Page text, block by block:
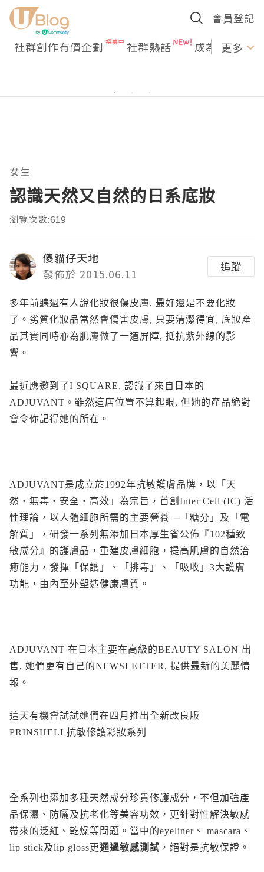
會員登記
社群創作有價企劃 社群熱話 成為U更多
女生
認識天然又自然的日系底妝
瀏覽次數:619
傻貓仔天地
發佈於 2015.06.11
追蹤
多年前聽過有人說化妝很傷皮膚, 最好還是不要化妝
了。劣質化妝品當然會傷害皮膚, 只要清潔得宜, 底妝產
品其實同時亦為肌膚做了一道屏障, 抵抗紫外線的影
響。
最近應邀到了I SQUARE, 認識了來自日本的
ADJUVANT。雖然這店位置不算起眼, 但她的產品絶對
會令你記得她的所在。
ADJUVANT是成立於1992年抗敏護膚品牌，以「天
然‧無毒‧安全‧高效」為宗旨，首創Inter Cell (IC) 活
性理論，以人體細胞所需的主要營養 ─「糖分」及「電
解質」，研發一系列無添加日本厚生省公佈『102種致
敏成分』的護膚品，重建皮膚細胞，提高肌膚的自然治
癒能力，發揮「保護」、「排毒」、「吸收」3大護膚
功能，由內至外塑造健康膚質。
ADJUVANT 在日本主要在高級的BEAUTY SALON 出
售, 她們更有自己的NEWSLETTER, 提供最新的美麗情
報。
這天有機會試試她們在四月推出全新改良版
PRINSHELL抗敏修護彩妝系列
全系列也添加多種天然成分珍貴修護成分，不但加強產
品保濕、防曬及抗老化等美容功效，更針對性解決敏感
帶來的泛紅、乾燥等問題。當中的eyeliner、 mascara、
lip stick及lip gloss更通過敏感測試 ，絕對是抗敏保證。